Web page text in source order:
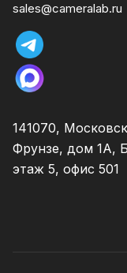
sales@cameralab.ru
141070,
Фрунзе, дом 1А,
этаж 5, офис 501